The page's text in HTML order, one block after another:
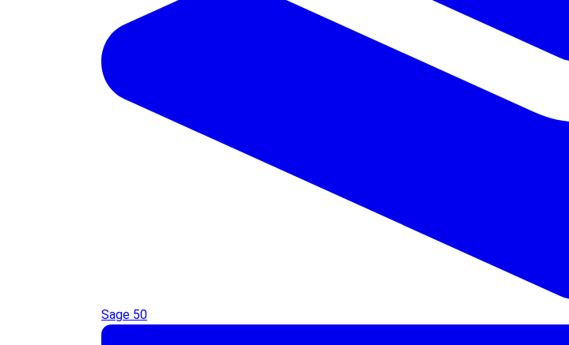
Sage 50